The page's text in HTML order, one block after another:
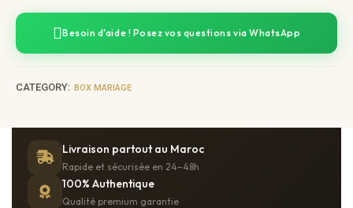
Besoin d'aide ! Posez vos questions via WhatsApp
CATEGORY: BOX MARIAGE
Livraison partout au Maroc
Rapide et sécurisée en 24–48h
100% Authentique
Qualité premium garantie